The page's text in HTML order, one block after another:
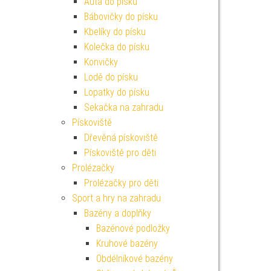
Bábovičky do písku
Kbelíky do písku
Kolečka do písku
Konvičky
Lodě do písku
Lopatky do písku
Sekačka na zahradu
Pískoviště
Dřevěná pískoviště
Pískoviště pro děti
Prolézačky
Prolézačky pro děti
Sport a hry na zahradu
Bazény a doplňky
Bazénové podložky
Kruhové bazény
Obdélníkové bazény